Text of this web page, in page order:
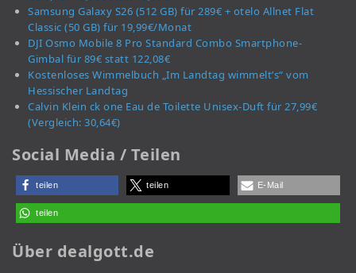
Samsung Galaxy S26 (512 GB) für 289€ + otelo Allnet Flat
Classic (50 GB) für 19,99€/Monat
DJI Osmo Mobile 8 Pro Standard Combo Smartphone-
Gimbal für 89€ statt 122,08€
Kostenloses Wimmelbuch „Im Landtag wimmelt’s“ vom
Hessischer Landtag
Calvin Klein ck one Eau de Toilette Unisex-Duft für 27,99€
(Vergleich: 30,64€)
Social Media / Teilen
teilen teilen E-Mail
teilen
Über dealgott.de